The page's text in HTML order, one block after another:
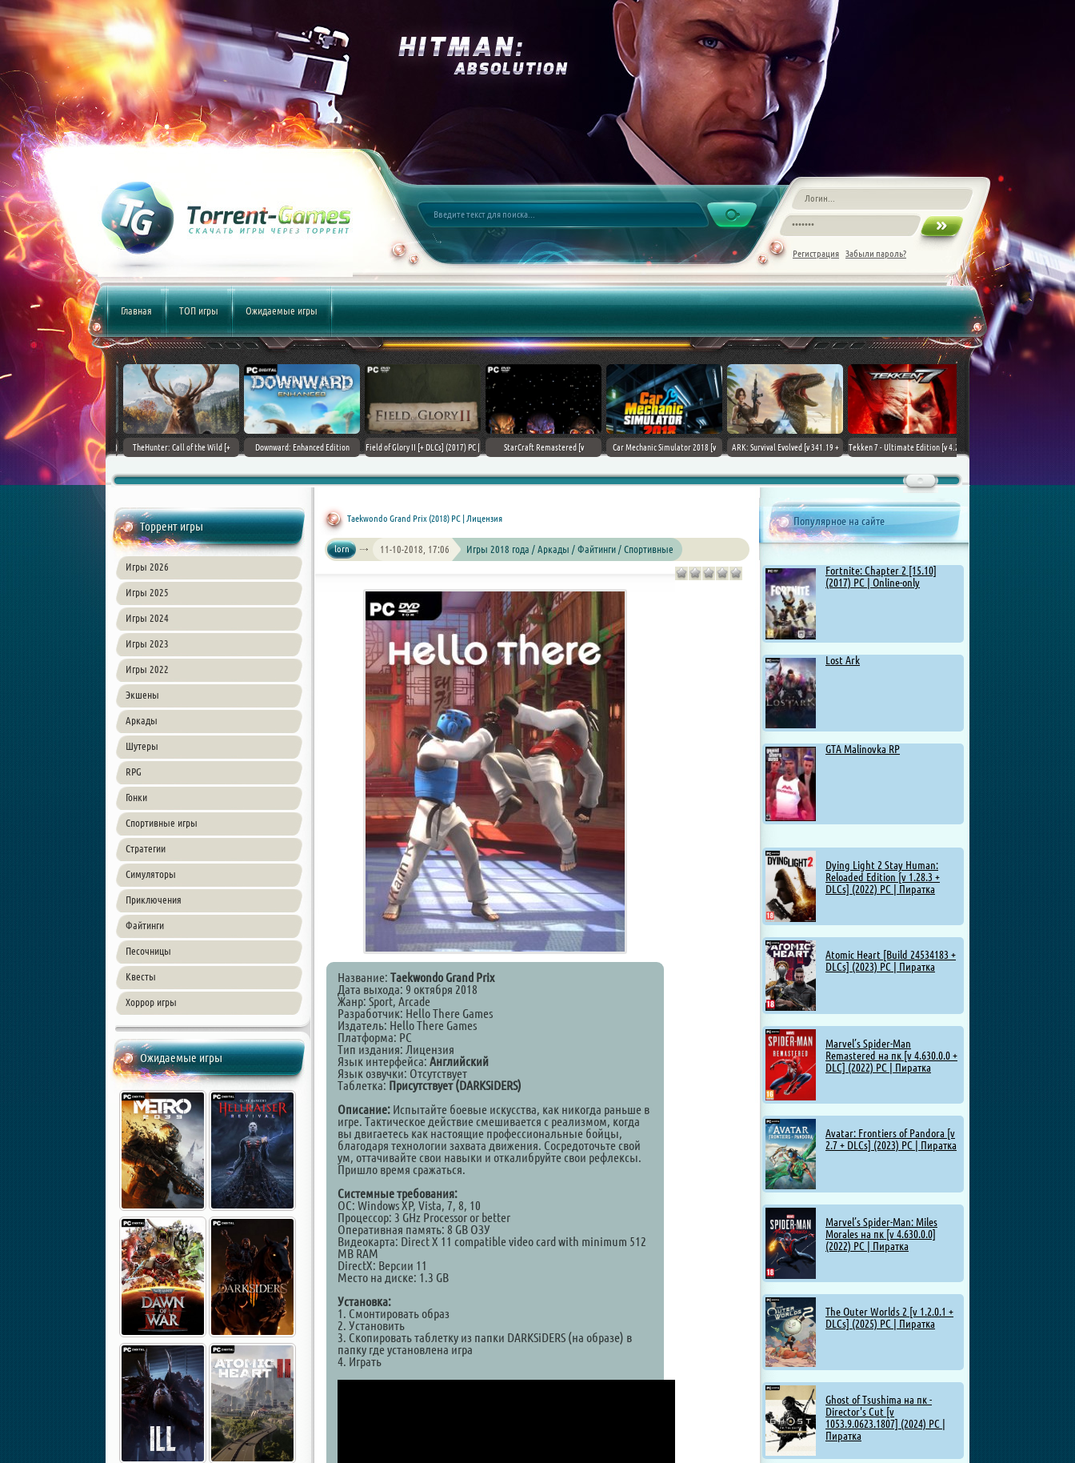
Регистрация Забыли пароль?
Главная ТОП игры Ожидаемые игры
World [v 1.11.4 + DLCs] (2017)
PC | Лицензия
TheHunter: Call of the Wild [+
Downward: Enhanced Edition
Field of Glory II [+ DLCs] (2017) PC |
StarCraft Remastered [v
Car Mechanic Simulator 2018 [v
ARK: Survival Evolved [v 341.19 +
Tekken 7 - Ultimate Edition [v 4.22
Chovka
Торрент игры
Игры 2026
Игры 2025
Игры 2024
Игры 2023
Игры 2022
Экшены
Аркады
Шутеры
RPG
Гонки
Спортивные игры
Стратегии
Симуляторы
Приключения
Файтинги
Песочницы
Квесты
Хоррор игры
Ожидаемые игры
Популярное на сайте
Fortnite: Chapter 2 [15.10]
(2017) PC | Online-only
Lost Ark
GTA Malinovka RP
Dying Light 2 Stay Human:
Reloaded Edition [v 1.28.3 +
DLCs] (2022) PC | Пиратка
Atomic Heart [Build 24534183 +
DLCs] (2023) PC | Пиратка
Marvel’s Spider-Man
Remastered на пк [v 4.630.0.0 +
DLC] (2022) PC | Пиратка
Avatar: Frontiers of Pandora [v
2.7 + DLCs] (2023) PC | Пиратка
Marvel’s Spider-Man: Miles
Morales на пк [v 4.630.0.0]
(2022) PC | Пиратка
The Outer Worlds 2 [v 1.2.0.1 +
DLCs] (2025) PC | Пиратка
Ghost of Tsushima на пк -
Director's Cut [v
1053.9.0623.1807] (2024) PC |
Пиратка
Taekwondo Grand Prix (2018) PC | Лицензия
lorn 11-10-2018, 17:06 Игры 2018 года / Аркады / Файтинги / Спортивные
Название: Taekwondo Grand Prix
Дата выхода: 9 октября 2018
Жанр: Sport, Arcade
Разработчик: Hello There Games
Издатель: Hello There Games
Платформа: PC
Тип издания: Лицензия
Язык интерфейса: Английский
Язык озвучки: Отсутствует
Таблетка: Присутствует (DARKSiDERS)
Описание: Испытайте боевые искусства, как никогда раньше в
игре. Тактическое действие смешивается с реализмом, когда
вы двигаетесь как настоящие профессиональные бойцы,
благодаря технологии захвата движения. Сосредоточьте свой
ум, оттачивайте свои навыки и откалибруйте свои рефлексы.
Пришло время сражаться.
Системные требования:
ОС: Windows XP, Vista, 7, 8, 10
Процессор: 3 GHz Processor or better
Оперативная память: 8 GB ОЗУ
Видеокарта: Direct X 11 compatible video card with minimum 512
MB RAM
DirectX: Версии 11
Место на диске: 1.3 GB
Установка:
1. Смонтировать образ
2. Установить
3. Скопировать таблетку из папки DARKSiDERS (на образе) в
папку где установлена игра
4. Играть